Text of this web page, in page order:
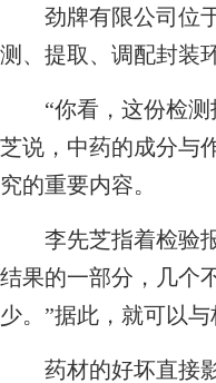
劲牌有限公司位于
测、提取、调配封装
“你看，这份检测
芝说，中药的成分与
究的重要内容。
李先芝指着检验报
结果的一部分，几个
少。”据此，就可以
药材的好坏直接影